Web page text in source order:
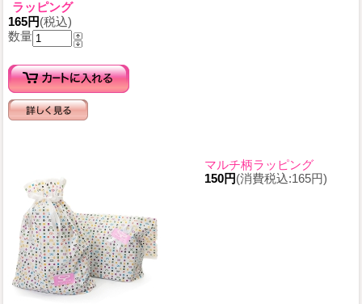
ラッピング
165円(税込)
数量
マルチ柄ラッピング
150円(消費税込:165円)